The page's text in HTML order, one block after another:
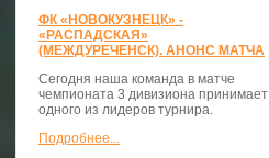
ФК «НОВОКУЗНЕЦК» -
«РАСПАДСКАЯ»
(МЕЖДУРЕЧЕНСК). АНОНС МАТЧА
Сегодня наша команда в матче
чемпионата 3 дивизиона принимает
одного из лидеров турнира.
Подробнее...